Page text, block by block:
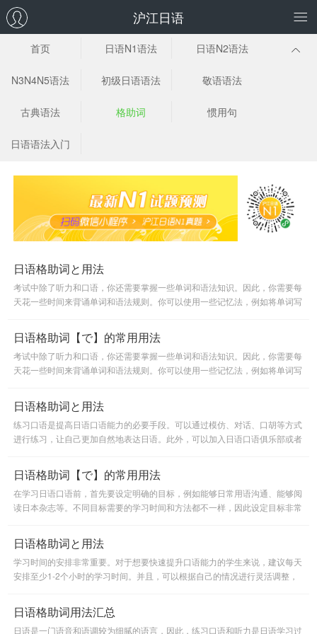
沪江日语
首页 日语N1语法 日语N2语法
N3N4N5语法 初级日语语法 敬语语法
古典语法 格助词 惯用句
日语语法入门
日语格助词と用法
考试中除了听力和口语，你还需要掌握一些单词和语法知识。因此，你需要每
天花一些时间来背诵单词和语法规则。你可以使用一些记忆法，例如将单词写
日语格助词【で】的常用用法
考试中除了听力和口语，你还需要掌握一些单词和语法知识。因此，你需要每
天花一些时间来背诵单词和语法规则。你可以使用一些记忆法，例如将单词写
日语格助词と用法
练习口语是提高日语口语能力的必要手段。可以通过模仿、对话、口胡等方式
进行练习，让自己更加自然地表达日语。此外，可以加入日语口语俱乐部或者
日语格助词【で】的常用用法
在学习日语口语前，首先要设定明确的目标，例如能够日常用语沟通、能够阅
读日本杂志等。不同目标需要的学习时间和方法都不一样，因此设定目标非常
日语格助词と用法
学习时间的安排非常重要。对于想要快速提升口语能力的学生来说，建议每天
安排至少1-2个小时的学习时间。并且，可以根据自己的情况进行灵活调整，
日语格助词用法汇总
日语是一门语音和语调较为细腻的语言，因此，练习口语和听力是日语学习过